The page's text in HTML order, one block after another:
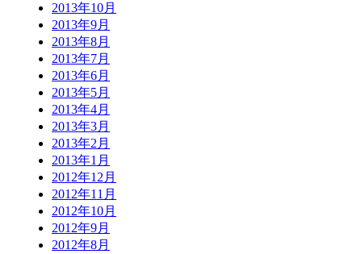
2013年10月
2013年9月
2013年8月
2013年7月
2013年6月
2013年5月
2013年4月
2013年3月
2013年2月
2013年1月
2012年12月
2012年11月
2012年10月
2012年9月
2012年8月